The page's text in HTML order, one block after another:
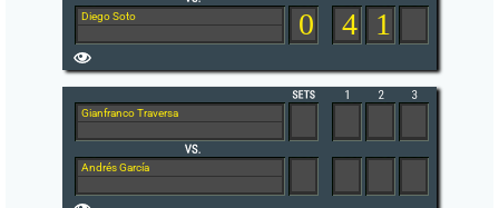
Diego Soto
0
4 1
Gianfranco Traversa
Andrés García